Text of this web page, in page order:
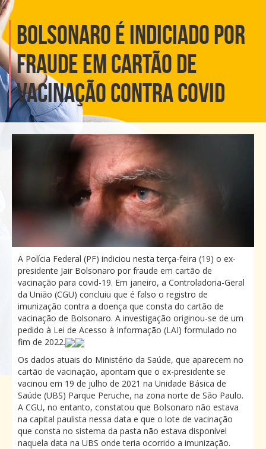
Bolsonaro é indiciado por
fraude em cartão de
vacinação contra covid
A Polícia Federal (PF) indiciou nesta terça-feira (19) o ex-
presidente Jair Bolsonaro por fraude em cartão de
vacinação para covid-19. Em janeiro, a Controladoria-Geral
da União (CGU) concluiu que é falso o registro de
imunização contra a doença que consta do cartão de
vacinação de Bolsonaro. A investigação originou-se de um
pedido à Lei de Acesso à Informação (LAI) formulado no
fim de 2022.
Os dados atuais do Ministério da Saúde, que aparecem no
cartão de vacinação, apontam que o ex-presidente se
vacinou em 19 de julho de 2021 na Unidade Básica de
Saúde (UBS) Parque Peruche, na zona norte de São Paulo.
A CGU, no entanto, constatou que Bolsonaro não estava
na capital paulista nessa data e que o lote de vacinação
que consta no sistema da pasta não estava disponível
naquela data na UBS onde teria ocorrido a imunização.